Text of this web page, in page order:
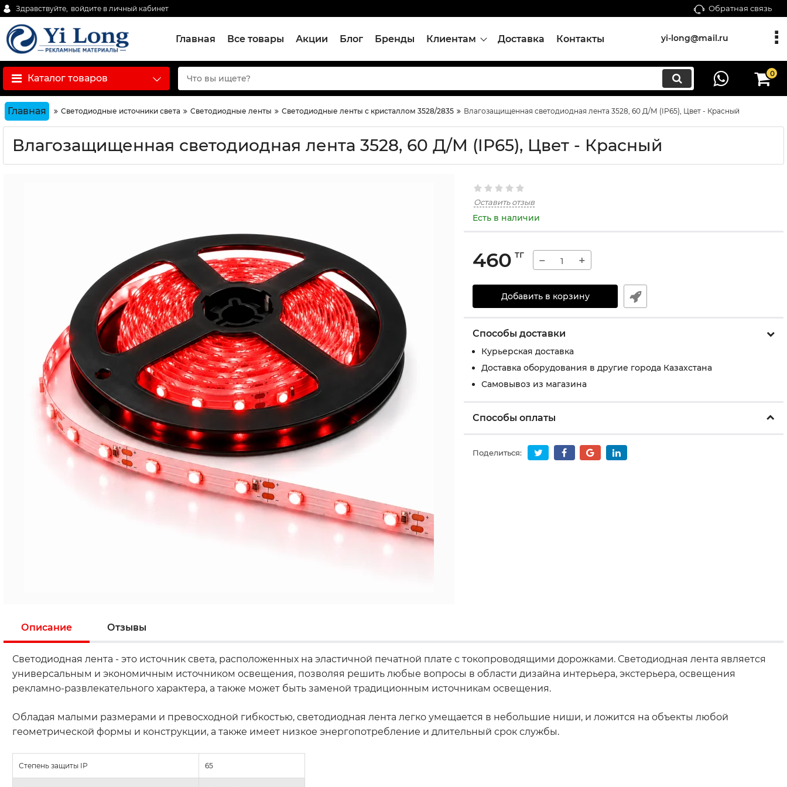
Здравствуйте, войдите в личный кабинет Обратная связь
Главная Все товары Акции Блог Бренды Клиентам Доставка Контакты yi-long@mail.ru
Каталог товаров 0
Главная Светодиодные источники света Светодиодные ленты Светодиодные ленты с кристаллом 3528/2835 Влагозащищенная светодиодная лента 3528, 60 Д/М (IP65), Цвет - Красный
Влагозащищенная светодиодная лента 3528, 60 Д/М (IP65), Цвет - Красный
Оставить отзыв
Есть в наличии
460 тг − +
Добавить в корзину
Способы доставки
Курьерская доставка
Доставка оборудования в другие города Казахстана
Самовывоз из магазина
Способы оплаты
Поделиться:
Описание Отзывы
Светодиодная лента - это источник света, расположенных на эластичной печатной плате с токопроводящими дорожками. Светодиодная лента является
универсальным и экономичным источником освещения, позволяя решить любые вопросы в области дизайна интерьера, экстерьера, освещения
рекламно-развлекательного характера, а также может быть заменой традиционным источникам освещения.
Обладая малыми размерами и превосходной гибкостью, светодиодная лента легко умещается в небольшие ниши, и ложится на объекты любой
геометрической формы и конструкции, а также имеет низкое энергопотребление и длительный срок службы.
Степень защиты IP 65